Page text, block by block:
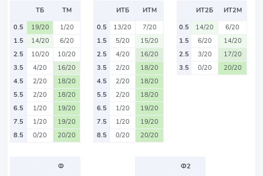
ТБ
ТМ
0.5
19/20
1/20
1.5
14/20
6/20
2.5
10/20
10/20
3.5
4/20
16/20
4.5
2/20
18/20
5.5
2/20
18/20
6.5
1/20
19/20
7.5
1/20
19/20
8.5
0/20 20/20
ИТБ
ИТМ
0.5
13/20
7/20
1.5
5/20
15/20
2.5
4/20
16/20
3.5
2/20
18/20
4.5
2/20
18/20
5.5
2/20
18/20
6.5
1/20
19/20
7.5
1/20
19/20
8.5
0/20 20/20
ИТ2Б
ИТ2М
0.5
14/20
6/20
1.5
6/20
14/20
2.5
3/20
17/20
3.5
0/20 20/20
Ф
Ф2